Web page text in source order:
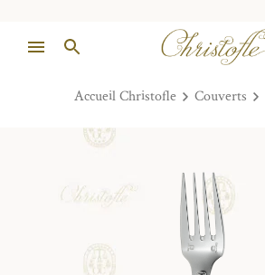
Accueil Christofle Couverts